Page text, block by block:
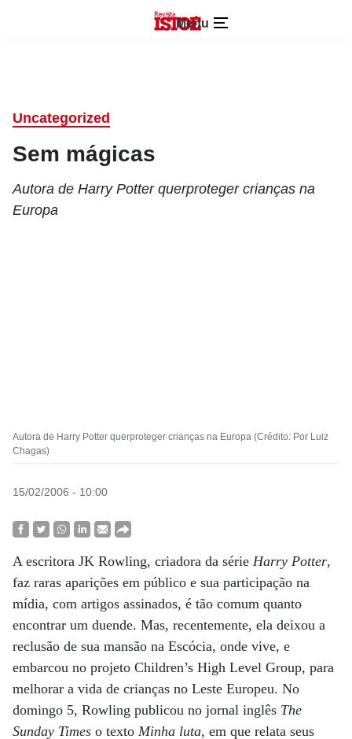
Menu
Uncategorized
Sem mágicas
Autora de Harry Potter querproteger crianças na
Europa
Autora de Harry Potter querproteger crianças na Europa (Crédito: Por Luiz
Chagas)
15/02/2006 - 10:00
A escritora JK Rowling, criadora da série Harry Potter,
faz raras aparições em público e sua participação na
mídia, com artigos assinados, é tão comum quanto
encontrar um duende. Mas, recentemente, ela deixou a
reclusão de sua mansão na Escócia, onde vive, e
embarcou no projeto Children’s High Level Group, para
melhorar a vida de crianças no Leste Europeu. No
domingo 5, Rowling publicou no jornal inglês The
Sunday Times o texto Minha luta, em que relata seus